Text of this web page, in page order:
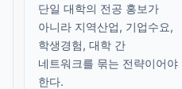
단일 대학의 전공 홍보가
아니라 지역산업, 기업수요,
학생경험, 대학 간
네트워크를 묶는 전략이어야
한다.